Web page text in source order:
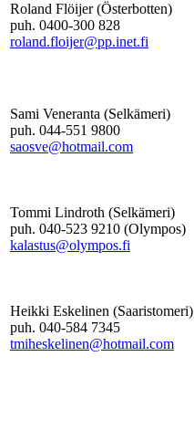
Roland Flöijer (Österbotten)
puh. 0400-300 828
roland.floijer@pp.inet.fi
Sami Veneranta (Selkämeri)
puh. 044-551 9800
saosve@hotmail.com
Tommi Lindroth (Selkämeri)
puh. 040-523 9210 (Olympos)
kalastus@olympos.fi
Heikki Eskelinen (Saaristomeri)
puh. 040-584 7345
tmiheskelinen@hotmail.com